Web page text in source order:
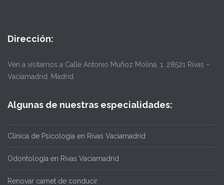
Dirección:
Ven a visitarnos a Calle Antonio Muñoz Molina, 1. 28521 Rivas –
Vaciamadrid. Madrid.
Algunas de nuestras especialidades:
Clínica de Psicología en Rivas Vaciamadrid
Odontología en Rivas Vaciamadrid
Renovar carnet de conducir